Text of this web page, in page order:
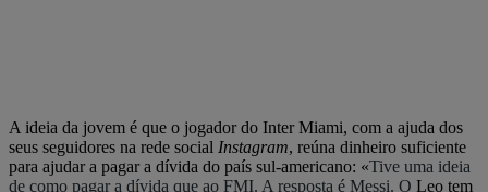
A ideia da jovem é que o jogador do Inter Miami, com a ajuda dos
seus seguidores na rede social Instagram, reúna dinheiro suficiente
para ajudar a pagar a dívida do país sul-americano: «Tive uma ideia
de como pagar a dívida que ao FMI. A resposta é Messi. O Leo tem